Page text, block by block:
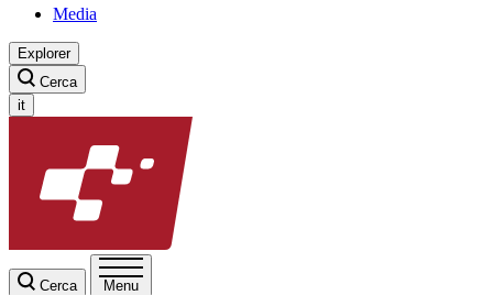
Media
Explorer
Cerca
it
Cerca Menu